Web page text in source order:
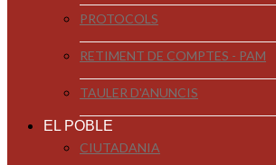
PROTOCOLS
RETIMENT DE COMPTES - PAM
TAULER D'ANUNCIS
EL POBLE
CIUTADANIA